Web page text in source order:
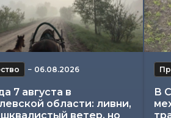
− 06.08.2026
7 августа в
области: ливни,
шквалистый ветер, но
В